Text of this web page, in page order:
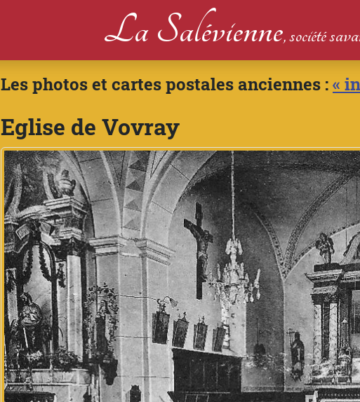
La Salévienne, société
Les photos et cartes postales anciennes :«
Eglise de Vovray